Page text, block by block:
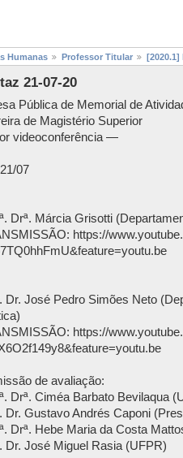
Humanas Professor Titular [2020.1]
21-07-20
Pública de Memorial de
de Magistério Superior
videoconferência —
07
Drª. Márcia Grisotti
https://
Dr. José Pedro Simões Neto
https://
de avaliação:
Drª. Ciméa Barbato Bevilaqua
Dr. Gustavo Andrés Caponi
Drª. Hebe Maria da Costa
Dr. José Miguel Rasia (UFPR)